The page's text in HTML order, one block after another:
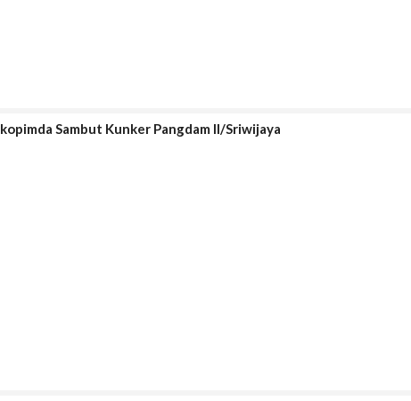
Sambut Kunker Pangdam II/Sriwijaya